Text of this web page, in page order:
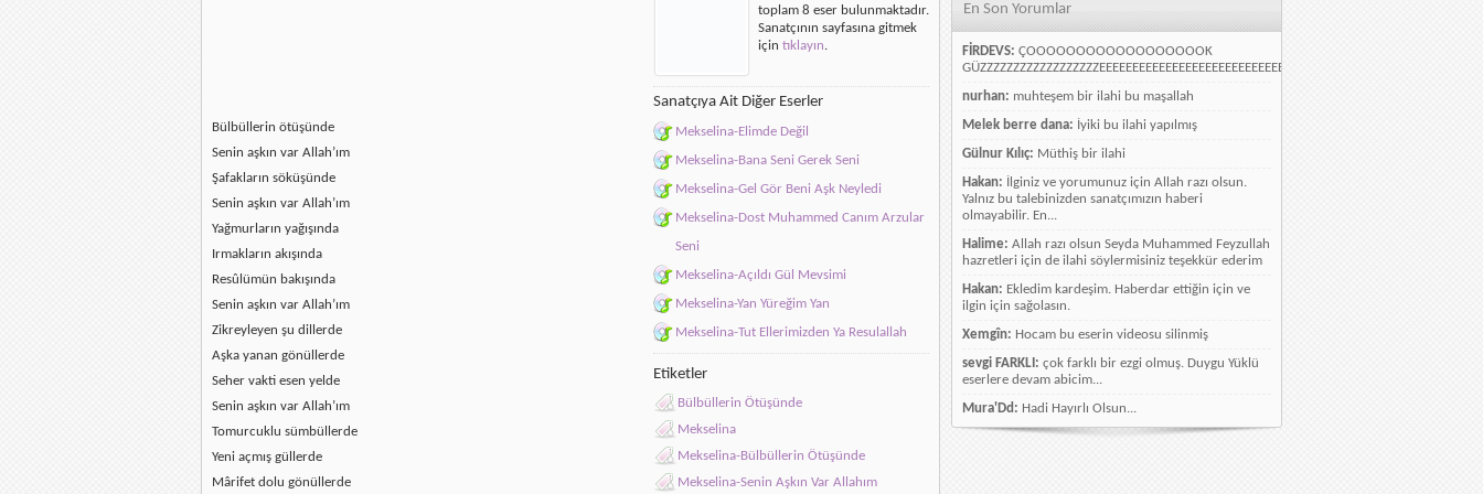
Bülbüllerin ötüşünde
Senin aşkın var Allah’ım
Şafakların söküşünde
Senin aşkın var Allah’ım
Yağmurların yağışında
Irmakların akışında
Resûlümün bakışında
Senin aşkın var Allah’ım
Zikreyleyen şu dillerde
Aşka yanan gönüllerde
Seher vakti esen yelde
Senin aşkın var Allah’ım
Tomurcuklu sümbüllerde
Yeni açmış güllerde
Mârifet dolu gönüllerde
toplam 8 eser bulunmaktadır.
Sanatçının sayfasına gitmek
için tıklayın.
Sanatçıya Ait Diğer Eserler
Mekselina-Elimde Değil
Mekselina-Bana Seni Gerek Seni
Mekselina-Gel Gör Beni Aşk Neyledi
Mekselina-Dost Muhammed Canım Arzular
Seni
Mekselina-Açıldı Gül Mevsimi
Mekselina-Yan Yüreğim Yan
Mekselina-Tut Ellerimizden Ya Resulallah
Etiketler
Bülbüllerin Ötüşünde
Mekselina
Mekselina-Bülbüllerin Ötüşünde
Mekselina-Senin Aşkın Var Allahım
En Son Yorumlar
FİRDEVS: ÇOOOOOOOOOOOOOOOOOOK
GÜZZZZZZZZZZZZZZZZZZEEEEEEEEEEEEEEEEEEEEEEEEEEEEELLLLLLLLLLLLLLLLLLLLLLLL
nurhan: muhteşem bir ilahi bu maşallah
Melek berre dana: İyiki bu ilahi yapılmış
Gülnur Kılıç: Müthiş bir ilahi
Hakan: İlginiz ve yorumunuz için Allah razı olsun.
Yalnız bu talebinizden sanatçımızın haberi
olmayabilir. En...
Halime: Allah razı olsun Seyda Muhammed Feyzullah
hazretleri için de ilahi söylermisiniz teşekkür ederim
Hakan: Ekledim kardeşim. Haberdar ettiğin için ve
ilgin için sağolasın.
Xemgîn: Hocam bu eserin videosu silinmiş
sevgi FARKLI: çok farklı bir ezgi olmuş. Duygu Yüklü
eserlere devam abicim...
Mura'Dd: Hadi Hayırlı Olsun...